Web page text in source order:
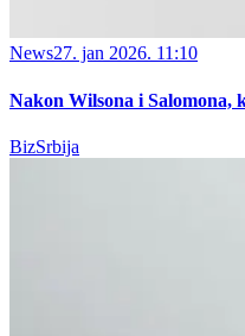
News27. jan 2026. 11:10
Nakon Wilsona i Salomona,
BizSrbija